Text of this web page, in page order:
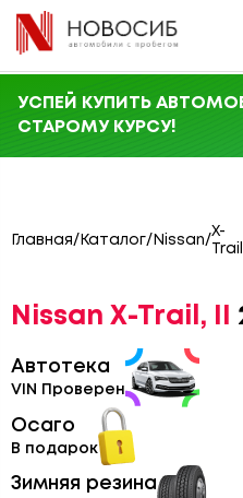
УСПЕЙ КУПИТЬ
СТАРОМУ КУРСУ!
Главная/ Каталог/ Nissan/
X-
Trail
Nissan X-Trail, II
Автотека
VIN Проверен
Осаго
В подарок
Зимняя резина